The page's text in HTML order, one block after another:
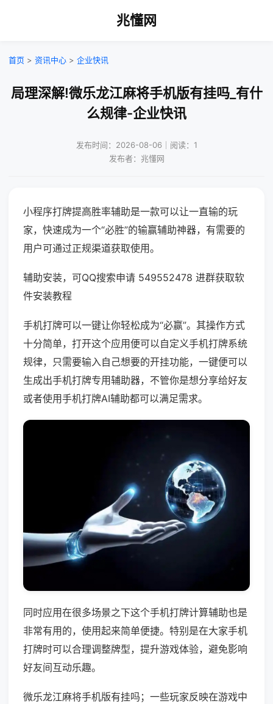
兆懂网
首页 > 资讯中心 > 企业快讯
局理深解!微乐龙江麻将手机版有挂吗_有什
么规律-企业快讯
发布时间：2026-08-06｜阅读：1
发布者：兆懂网
小程序打牌提高胜率辅助是一款可以让一直输的玩
家，快速成为一个“必胜”的输赢辅助神器，有需要的
用户可通过正规渠道获取使用。
辅助安装，可QQ搜索申请 549552478 进群获取软
件安装教程
手机打牌可以一键让你轻松成为“必赢”。其操作方式
十分简单，打开这个应用便可以自定义手机打牌系统
规律，只需要输入自己想要的开挂功能，一键便可以
生成出手机打牌专用辅助器，不管你是想分享给好友
或者使用手机打牌AI辅助都可以满足需求。
同时应用在很多场景之下这个手机打牌计算辅助也是
非常有用的，使用起来简单便捷。特别是在大家手机
打牌时可以合理调整牌型，提升游戏体验，避免影响
好友间互动乐趣。
微乐龙江麻将手机版有挂吗；一些玩家反映在游戏中